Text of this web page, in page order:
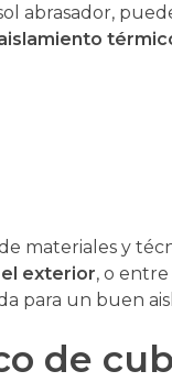
abrasador,
materiales y
exterior, o
para un buen
de